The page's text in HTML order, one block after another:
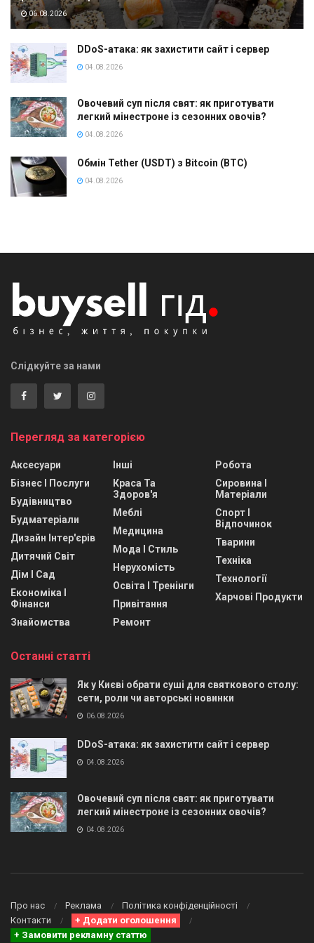
06.08.2026
DDoS-атака: як захистити сайт і сервер
04.08.2026
Овочевий суп після свят: як приготувати
легкий мінестроне із сезонних овочів?
04.08.2026
Обмін Tether (USDT) з Bitcoin (BTC)
04.08.2026
Слідкуйте за нами
Перегляд за категорією
Аксесуари
Бізнес І Послуги
Будівництво
Будматеріали
Дизайн Інтер'єрів
Дитячий Світ
Дім І Сад
Економіка І
Фінанси
Знайомства
Інші
Краса Та
Здоров'я
Меблі
Медицина
Мода І Стиль
Нерухомість
Освіта І Тренінги
Привітання
Ремонт
Робота
Сировина І
Матеріали
Спорт І
Відпочинок
Тварини
Техніка
Технології
Харчові Продукти
Останні статті
Як у Києві обрати суші для святкового столу:
сети, роли чи авторські новинки
06.08.2026
DDoS-атака: як захистити сайт і сервер
04.08.2026
Овочевий суп після свят: як приготувати
легкий мінестроне із сезонних овочів?
04.08.2026
Про нас Реклама
Політика конфіденційності
Контакти
+ Додати оголошення
+ Замовити рекламну статтю